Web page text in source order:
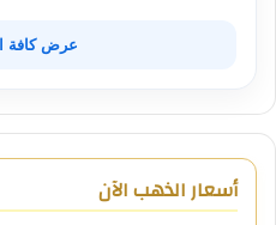
عرض كافة
أسعار الذهب الآن